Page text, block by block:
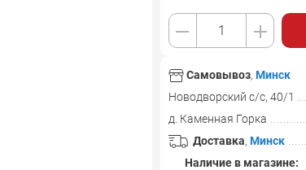
Самовывоз, Минск
Новодворский с/с, 40/1
д. Каменная Горка
Доставка, Минск
Наличие в магазине: